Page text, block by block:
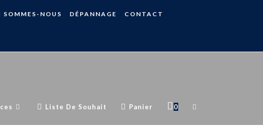
SOMMES-NOUS DÉPANNAGE CONTACT
Liste De Souhait Panier 0